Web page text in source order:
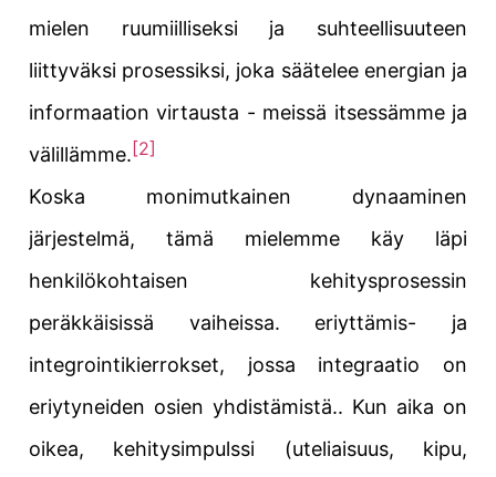
mielen ruumiilliseksi ja suhteellisuuteen
liittyväksi prosessiksi, joka säätelee energian ja
informaation virtausta - meissä itsessämme ja
välillämme. [2]
Koska monimutkainen dynaaminen
järjestelmä, tämä mielemme käy läpi
henkilökohtaisen kehitysprosessin
peräkkäisissä vaiheissa. eriyttämis- ja
integrointikierrokset, jossa integraatio on
eriytyneiden osien yhdistämistä.. Kun aika on
oikea, kehitysimpulssi (uteliaisuus, kipu,